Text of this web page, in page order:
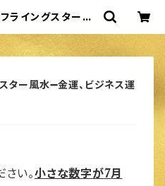
ライングスター風
インテリア
ター風水➖金運、ビジネス運
い。小さな数字が7月